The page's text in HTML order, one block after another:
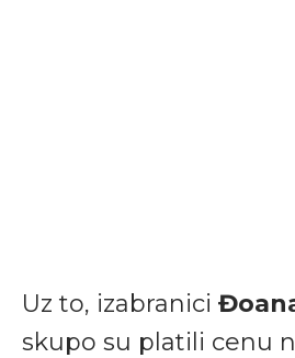
Uz to, izabranici
skupo su platili cenu